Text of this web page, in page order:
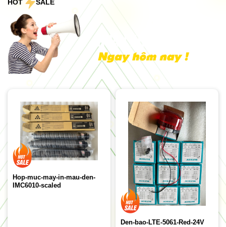
HOT SALE
Hop-muc-may-in-mau-den-
IMC6010-scaled
Den-bao-LTE-5061-Red-24V